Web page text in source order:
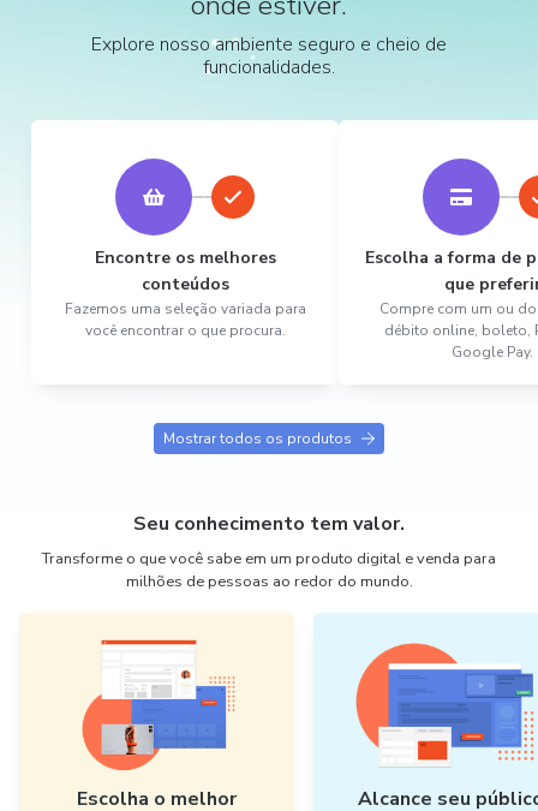
Explore nosso ambiente seguro e cheio de
funcionalidades.
Encontre os melhores
conteúdos
Fazemos uma seleção variada para
você encontrar o que procura.
Escolha a forma de
que
Compre com um ou
débito online, boleto,
Google Pay.
Mostrar todos os produtos
Seu conhecimento tem valor.
Transforme o que você sabe em um produto digital e venda para
milhões de pessoas ao redor do mundo.
Escolha o melhor
Alcance seu